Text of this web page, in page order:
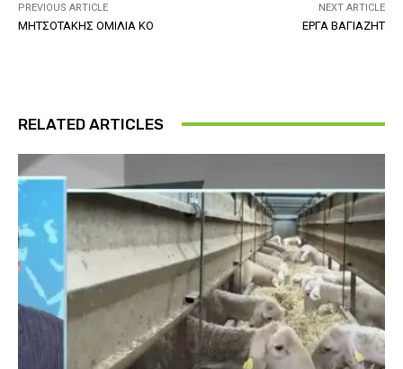
PREVIOUS ARTICLE
ΜΗΤΣΟΤΑΚΗΣ ΟΜΙΛΙΑ ΚΟ
NEXT ARTICLE
ΕΡΓΑ ΒΑΓΙΑΖΗΤ
RELATED ARTICLES